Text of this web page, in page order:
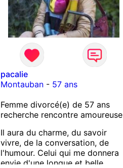
pacalie
Montauban- 57 ans
Femme divorcé(e) de 57 ans
recherche rencontre amoureuse
Il aura du charme, du savoir
vivre, de la conversation, de
l'humour. Celui qui me donnera
envie d'une longue et belle